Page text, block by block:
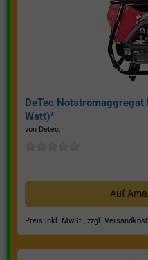
DeTec
Watt)*
von Detec.
Auf
Preis inkl. MwSt., zzgl.